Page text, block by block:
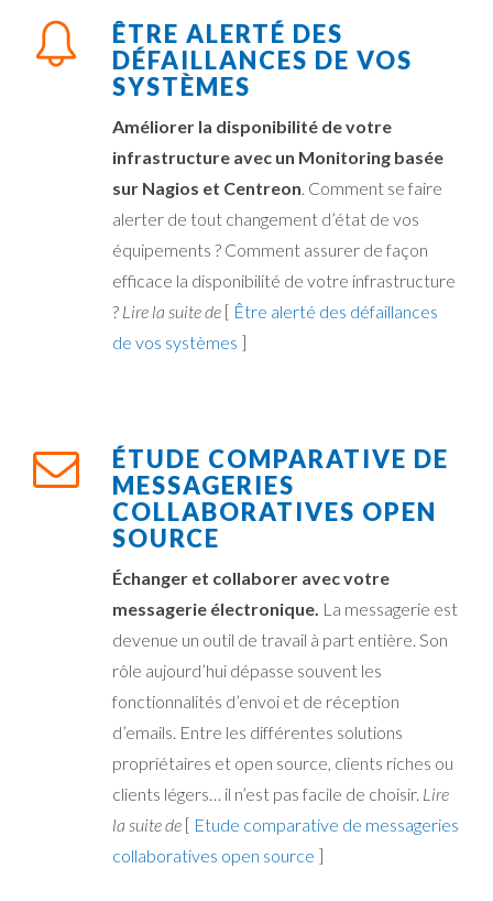
ÊTRE ALERTÉ DES
DÉFAILLANCES DE VOS
SYSTÈMES
Améliorer la disponibilité de votre
infrastructure avec un Monitoring basée
sur Nagios et Centreon. Comment se faire
alerter de tout changement d’état de vos
équipements ? Comment assurer de façon
efficace la disponibilité de votre infrastructure
? Lire la suite de [ Être alerté des défaillances
de vos systèmes ]
ÉTUDE COMPARATIVE DE
MESSAGERIES
COLLABORATIVES OPEN
SOURCE
Échanger et collaborer avec votre
messagerie électronique. La messagerie est
devenue un outil de travail à part entière. Son
rôle aujourd’hui dépasse souvent les
fonctionnalités d’envoi et de réception
d’emails. Entre les différentes solutions
propriétaires et open source, clients riches ou
clients légers… il n’est pas facile de choisir. Lire
la suite de [ Etude comparative de messageries
collaboratives open source ]